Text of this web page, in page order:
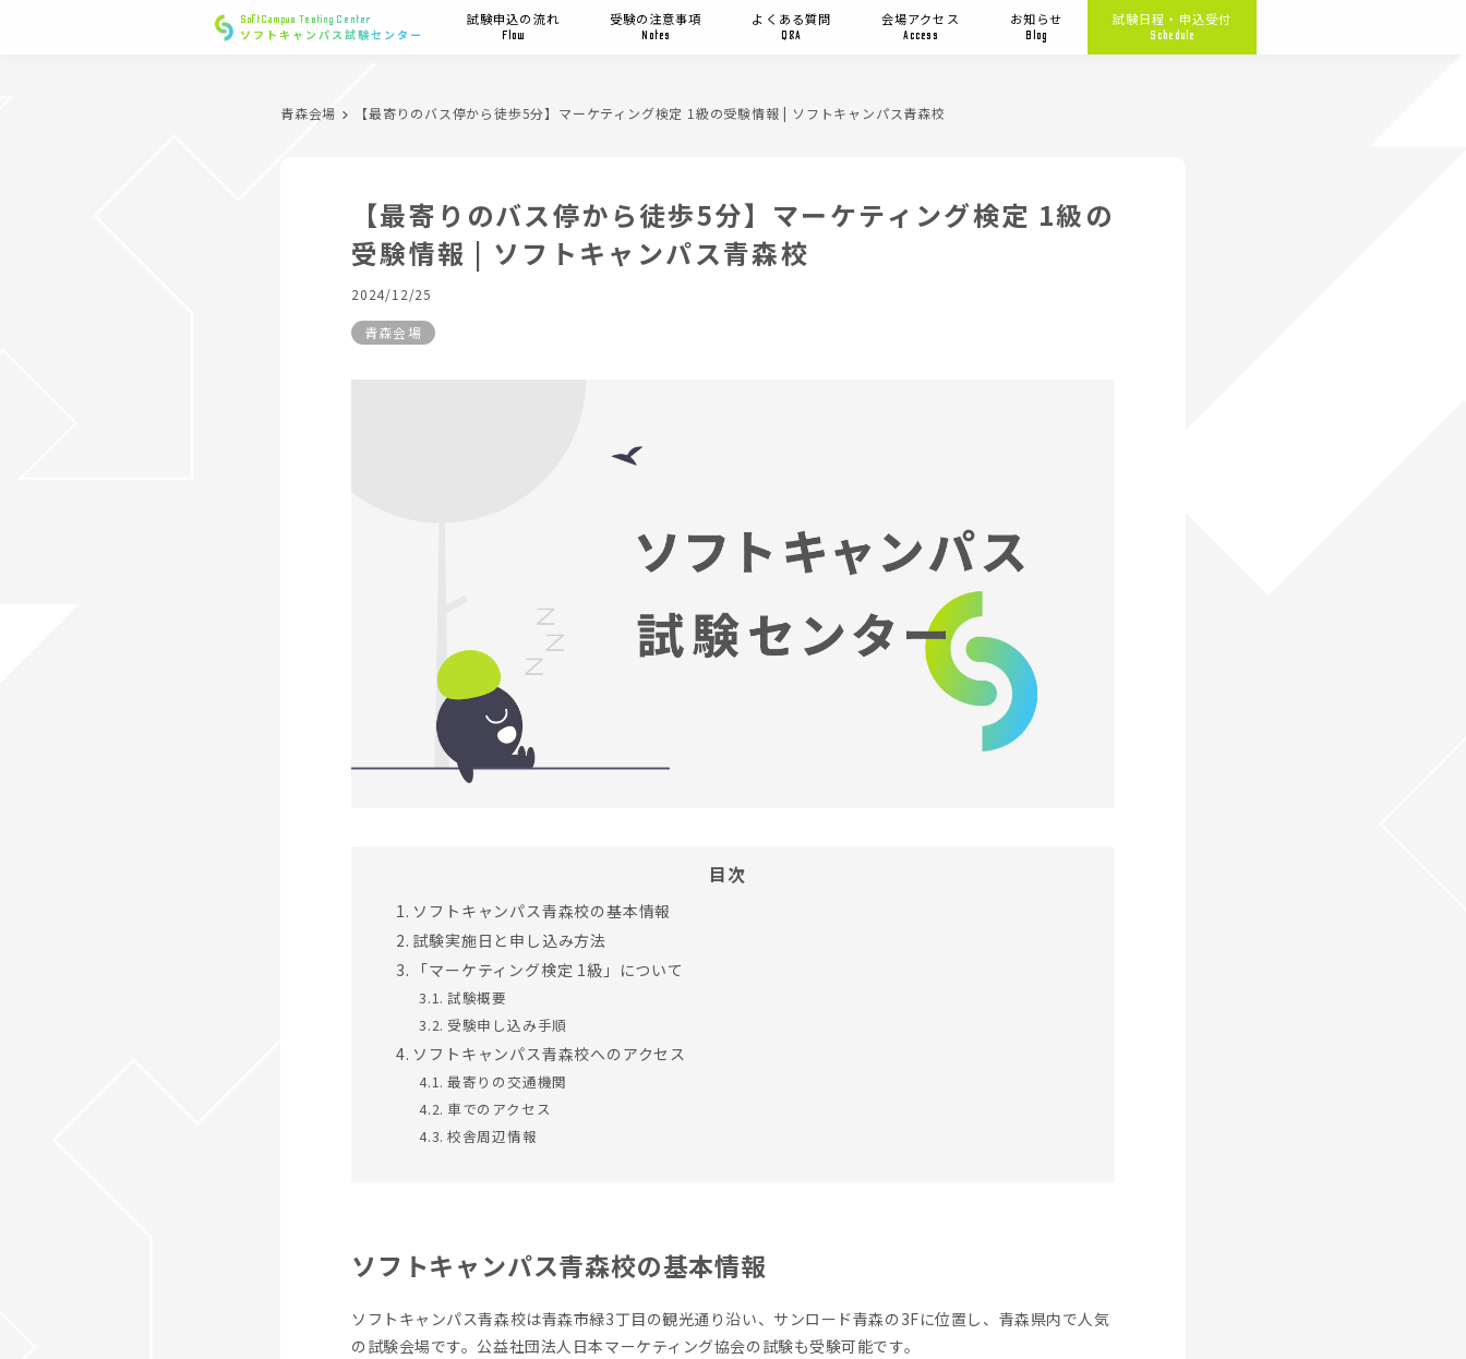
SoftCampus Testing Center
ソフトキャンパス試験センター
試験申込の流れ
Flow
受験の注意事項
Notes
よくある質問
Q&A
会場アクセス
Access
お知らせ
Blog
試験日程・申込受付
Schedule
青森会場 【最寄りのバス停から徒歩5分】マーケティング検定 1級の受験情報 | ソフトキャンパス青森校
【最寄りのバス停から徒歩5分】マーケティング検定 1級の
受験情報 | ソフトキャンパス青森校
2024/12/25
青森会場
目次
ソフトキャンパス青森校の基本情報
試験実施日と申し込み方法
「マーケティング検定 1級」について
試験概要
受験申し込み手順
ソフトキャンパス青森校へのアクセス
最寄りの交通機関
車でのアクセス
校舎周辺情報
ソフトキャンパス青森校の基本情報
ソフトキャンパス青森校は青森市緑3丁目の観光通り沿い、サンロード青森の3Fに位置し、青森県内で人気
の試験会場です。公益社団法人日本マーケティング協会の試験も受験可能です。